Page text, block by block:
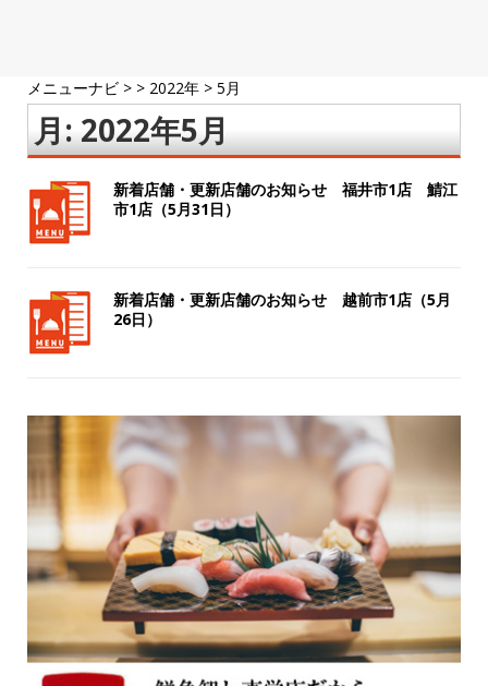
メニューナビ > > 2022年 > 5月
月:2022年5月
新着店舗・更新店舗のお知らせ 福井市1店 鯖江
市1店（5月31日）
新着店舗・更新店舗のお知らせ 越前市1店（5月
26日）